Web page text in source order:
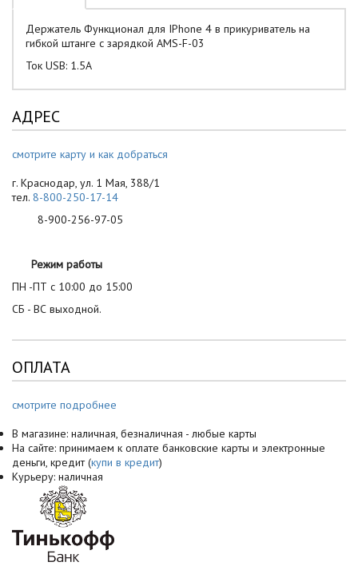
Держатель Функционал для IPhone 4 в прикуриватель на
гибкой штанге с зарядкой AMS-F-03
Ток USB: 1.5А
АДРЕС
смотрите карту и как добраться
г. Краснодар, ул. 1 Мая, 388/1
тел. 8-800-250-17-14
8-900-256-97-05
Режим работы
ПН -ПТ с 10:00 до 15:00
СБ - ВС выходной.
ОПЛАТА
смотрите подробнее
В магазине: наличная, безналичная - любые карты
На сайте: принимаем к оплате банковские карты и электронные
деньги, кредит (купи в кредит)
Курьеру: наличная